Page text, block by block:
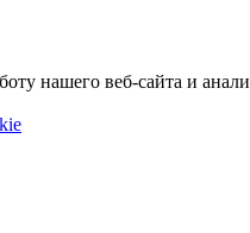
нашего веб-сайта и